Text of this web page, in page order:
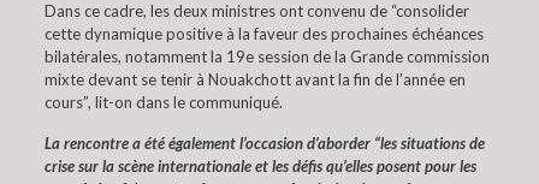
Dans ce cadre, les deux ministres ont convenu de “consolider
cette dynamique positive à la faveur des prochaines échéances
bilatérales, notamment la 19e session de la Grande commission
mixte devant se tenir à Nouakchott avant la fin de l’année en
cours”, lit-on dans le communiqué.
La rencontre a été également l’occasion d’aborder “les situations de
crise sur la scène internationale et les défis qu’elles posent pour les